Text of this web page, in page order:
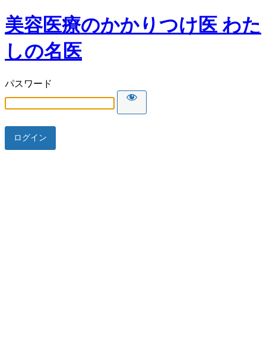
美容医療のかかりつけ医 わた
しの名医
パスワード